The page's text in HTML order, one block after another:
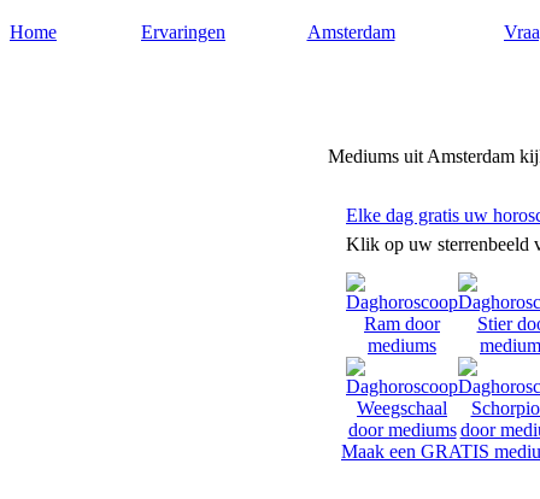
Home Ervaringen Amsterdam
Mediums uit Amsterdam
Elke dag gratis uw
Klik op uw sterrenbeeld
Maak een GRATIS